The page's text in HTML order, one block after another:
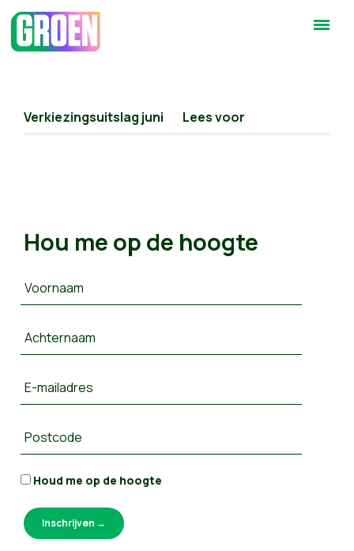
Verkiezingsuitslag juni Lees voor
Hou me op de hoogte
Voornaam
Achternaam
E-mailadres
Postcode
Houd me op de hoogte